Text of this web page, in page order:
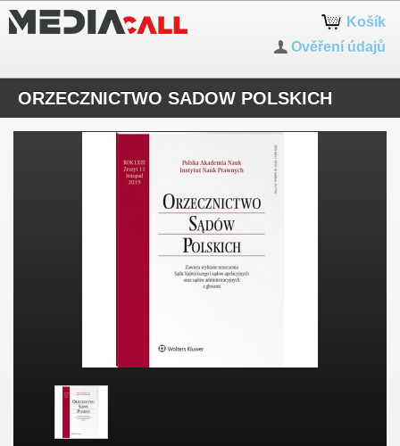
Košík
Ověření údajů
ORZECZNICTWO SADOW POLSKICH